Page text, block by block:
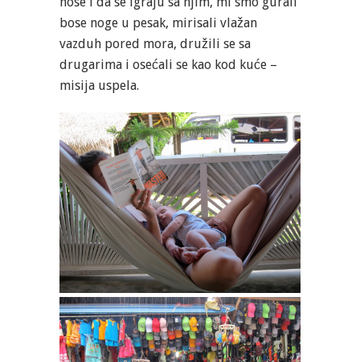
bose noge u pesak, mirisali vlažan
vazduh pored mora, družili se sa
drugarima i osećali se kao kod kuće –
misija uspela.